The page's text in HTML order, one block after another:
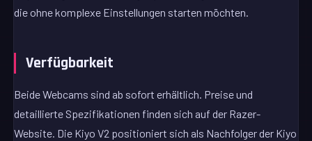
die ohne komplexe Einstellungen starten möchten.
Verfügbarkeit
Beide Webcams sind ab sofort erhältlich. Preise und
detaillierte Spezifikationen finden sich auf der Razer-
Website. Die Kiyo V2 positioniert sich als Nachfolger der Kiyo